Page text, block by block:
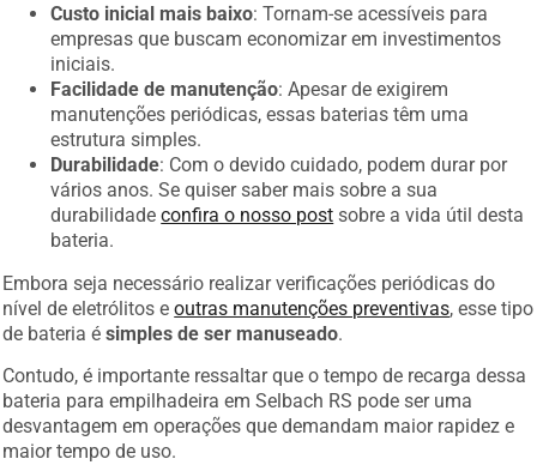
Custo inicial mais baixo: Tornam-se acessíveis para
empresas que buscam economizar em investimentos
iniciais.
Facilidade de manutenção: Apesar de exigirem
manutenções periódicas, essas baterias têm uma
estrutura simples.
Durabilidade: Com o devido cuidado, podem durar por
vários anos. Se quiser saber mais sobre a sua
durabilidadeconfira o nosso post sobre a vida útil desta
bateria.
Embora seja necessário realizar verificações periódicas do
nível de eletrólitos eoutras manutenções preventivas, esse tipo
de bateria ésimples de ser manuseado.
Contudo, é importante ressaltar que o tempo de recarga dessa
bateria para empilhadeira em Selbach RS pode ser uma
desvantagem em operações que demandam maior rapidez e
maior tempo de uso.